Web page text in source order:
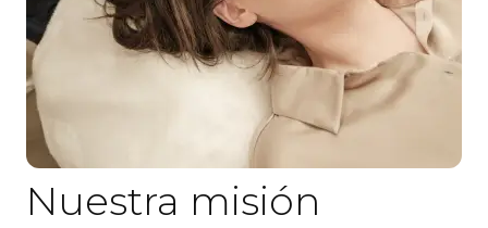
Nuestra misión